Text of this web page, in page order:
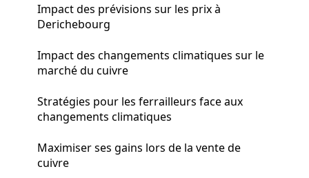
Impact des prévisions sur les prix à
Derichebourg
Impact des changements climatiques sur le
marché du cuivre
Stratégies pour les ferrailleurs face aux
changements climatiques
Maximiser ses gains lors de la vente de
cuivre